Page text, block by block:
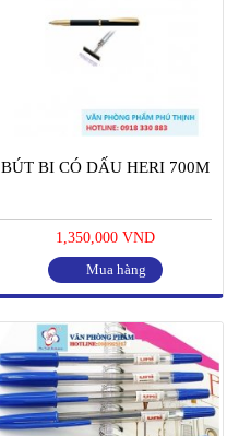
BÚT BI CÓ DẤU HERI 700M
1,350,000 VND
Mua hàng